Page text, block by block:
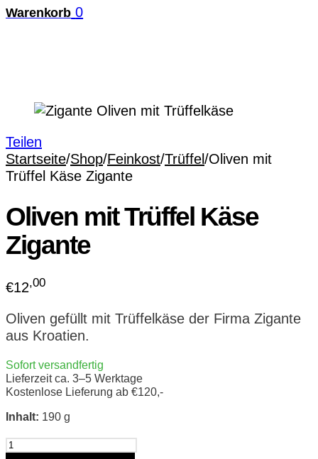
Warenkorb 0
Teilen
Startseite/Shop/Feinkost/Trüffel/Oliven mit
Trüffel Käse Zigante
Oliven mit Trüffel Käse
Zigante
€12,00
Oliven gefüllt mit Trüffelkäse der Firma Zigante
aus Kroatien.
Sofort versandfertig
Lieferzeit ca. 3–5 Werktage
Kostenlose Lieferung ab €120,-
Inhalt: 190 g
Oliven